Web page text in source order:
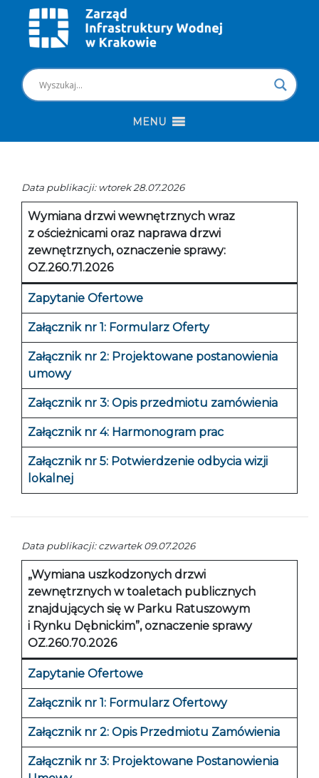
MENU
Data publikacji: wtorek 28.07.2026
Wymiana drzwi wewnętrznych wraz
z ościeżnicami oraz naprawa drzwi
zewnętrznych, oznaczenie sprawy:
OZ.260.71.2026
Zapytanie Ofertowe
Załącznik nr 1: Formularz Oferty
Załącznik nr 2: Projektowane postanowienia
umowy
Załącznik nr 3: Opis przedmiotu zamówienia
Załącznik nr 4: Harmonogram prac
Załącznik nr 5: Potwierdzenie odbycia wizji
lokalnej
Data publikacji: czwartek 09.07.2026
„Wymiana uszkodzonych drzwi
zewnętrznych w toaletach publicznych
znajdujących się w Parku Ratuszowym
i Rynku Dębnickim”, oznaczenie sprawy
OZ.260.70.2026
Zapytanie Ofertowe
Załącznik nr 1: Formularz Ofertowy
Załącznik nr 2: Opis Przedmiotu Zamówienia
Załącznik nr 3: Projektowane Postanowienia